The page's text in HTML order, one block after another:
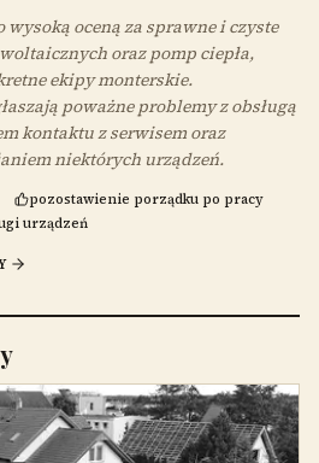
oceną za sprawne i czyste
oraz pomp ciepła,
ekipy monterskie.
poważne problemy z obsługą
kontaktu z serwisem oraz
niektórych urządzeń.
pozostawienie porządku po pracy
urządzeń